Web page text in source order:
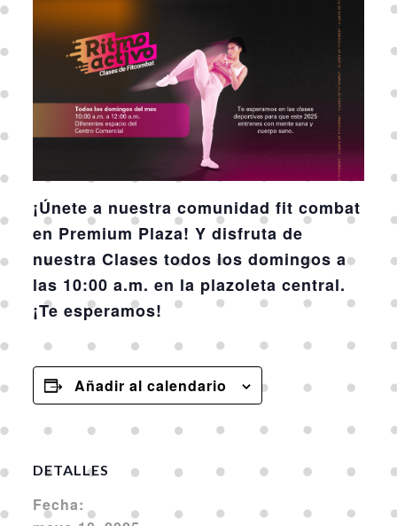
¡Únete a nuestra comunidad fit combat
en Premium Plaza! Y disfruta de
nuestra Clases todos los domingos a
las 10:00 a.m. en la plazoleta central.
¡Te esperamos!
Añadir al calendario
DETALLES
Fecha: